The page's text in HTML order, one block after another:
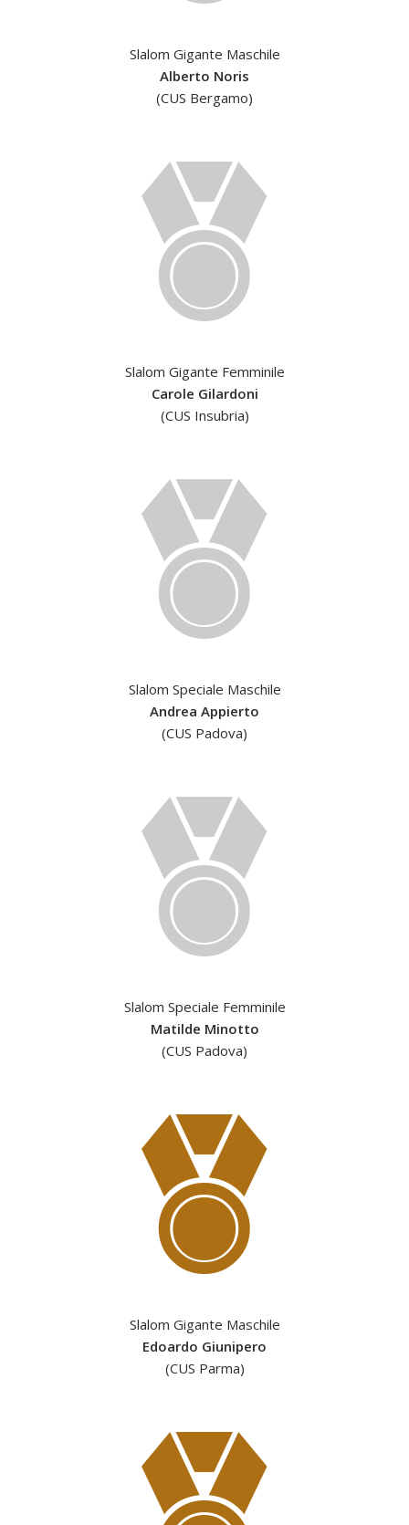
Slalom Gigante Maschile
Alberto Noris
(CUS Bergamo)
Slalom Gigante Femminile
Carole Gilardoni
(CUS Insubria)
Slalom Speciale Maschile
Andrea Appierto
(CUS Padova)
Slalom Speciale Femminile
Matilde Minotto
(CUS Padova)
Slalom Gigante Maschile
Edoardo Giunipero
(CUS Parma)